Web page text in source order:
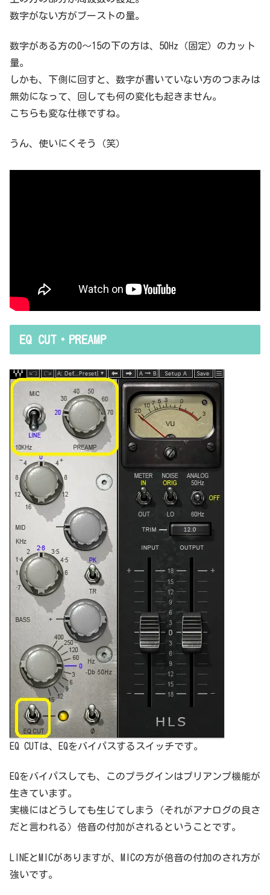
数字がない方がブーストの量。
数字がある方の0～15の下の方は、50Hz（固定）のカット
量。
しかも、下側に回すと、数字が書いていない方のつまみは
無効になって、回しても何の変化も起きません。
こちらも変な仕様ですね。
うん、使いにくそう（笑）
EQ CUT・PREAMP
EQ CUTは、EQをバイパスするスイッチです。
EQをバイパスしても、このプラグインはプリアンプ機能が
生きています。
実機にはどうしても生じてしまう（それがアナログの良さ
だと言われる）倍音の付加がされるということです。
LINEとMICがありますが、MICの方が倍音の付加のされ方が
強いです。